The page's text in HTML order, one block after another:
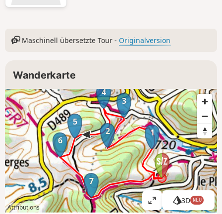
Maschinell übersetzte Tour - Originalversion
Wanderkarte
1
2
3
4
5
6
7
Attributions
K
3D NEU